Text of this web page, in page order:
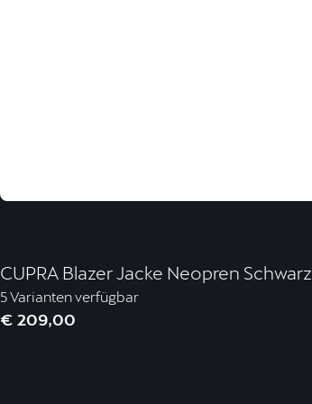
CUPRA Blazer Jacke Neopren Schwarz
5 Varianten verfügbar
€ 209,00